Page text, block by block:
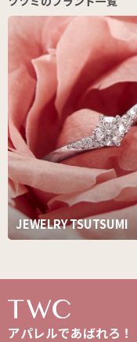
JEWELRY TSUTSUMI
アパレルであばれろ！